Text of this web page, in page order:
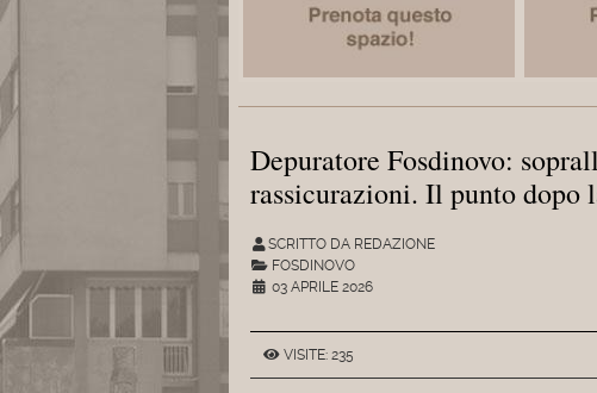
Depuratore Fosdinovo:
rassicurazioni. Il punto dopo
SCRITTO DA REDAZIONE
FOSDINOVO
03 APRILE 2026
VISITE: 235